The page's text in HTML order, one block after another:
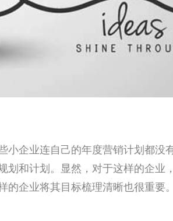
小企业连自己的年度营销计划都没
和计划。显然，对于这样的企业
企业将其目标梳理清晰也很重要。